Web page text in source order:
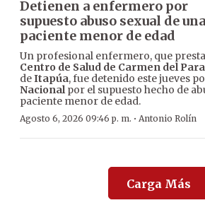
Detienen a enfermero por
supuesto abuso sexual de una
paciente menor de edad
Un profesional enfermero, que
Centro de Salud de Carmen del
deItapúa, fue detenido este jueves
Nacionalpor el supuesto hecho de
paciente menor de edad.
Agosto 6, 2026 09:46 p. m. · Antonio Rolín
Carga Más